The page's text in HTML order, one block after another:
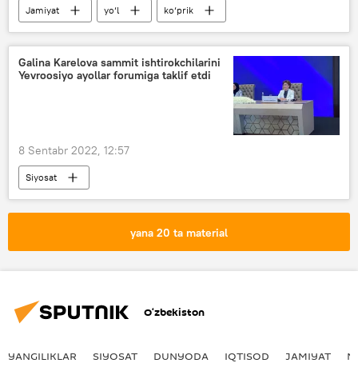
Jamiyat yo‘l
ko‘prik
Bo‘stonliq tumani
Galina Karelova sammit ishtirokchilarini
Yevroosiyo ayollar forumiga taklif etdi
8 Sentabr 2022, 12:57
Siyosat
Parlamentlararo ittifoqqa a’zo davlatlar ayol rahbarlarining 14-sammiti
yana 20 ta material
O‘zbekiston
YANGILIKLAR SIYOSAT DUNYODA IQTISOD JAMIYAT